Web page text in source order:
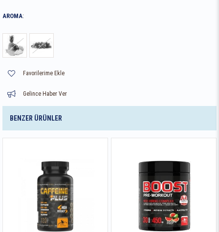
AROMA:
Favorilerime Ekle
Gelince Haber Ver
BENZER ÜRÜNLER